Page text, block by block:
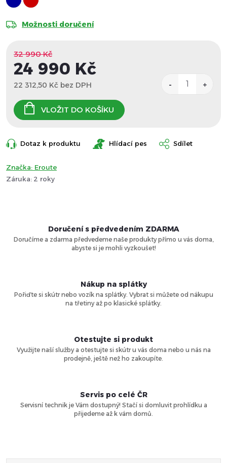
Možnosti doručení
32 990 Kč
24 990 Kč
22 312,50 Kč bez DPH
cena:
VLOŽIT DO KOŠÍKU
Dotaz k produktu Hlídací pes Sdílet
Značka: Eroute
Záruka: 2 roky
Doručení s předvedením ZDARMA
Doručíme a zdarma předvedeme naše produkty přímo u vás doma,
abyste si je mohli vyzkoušet!
Nákup na splátky
Pořiďte si skútr nebo vozík na splátky. Vybrat si můžete od nákupu
na třetiny až po klasické splátky.
Otestujte si produkt
Využijte naší služby a otestujte si skútr u vás doma nebo u nás na
prodejně, ještě než ho zakoupíte.
Servis po celé ČR
Servisní technik je Vám dostupný! Stačí si domluvit prohlídku a
přijedeme až k vám domů.